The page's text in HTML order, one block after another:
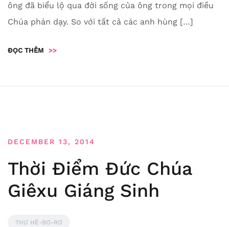
ông đã biểu lộ qua đời sống của ông trong mọi điều
Chúa phán dạy. So với tất cả các anh hùng […]
ĐỌC THÊM >>
DECEMBER 13, 2014
Thời Điểm Đức Chúa
Giêxu Giáng Sinh
THƯ HÊ-BƠ-RƠ